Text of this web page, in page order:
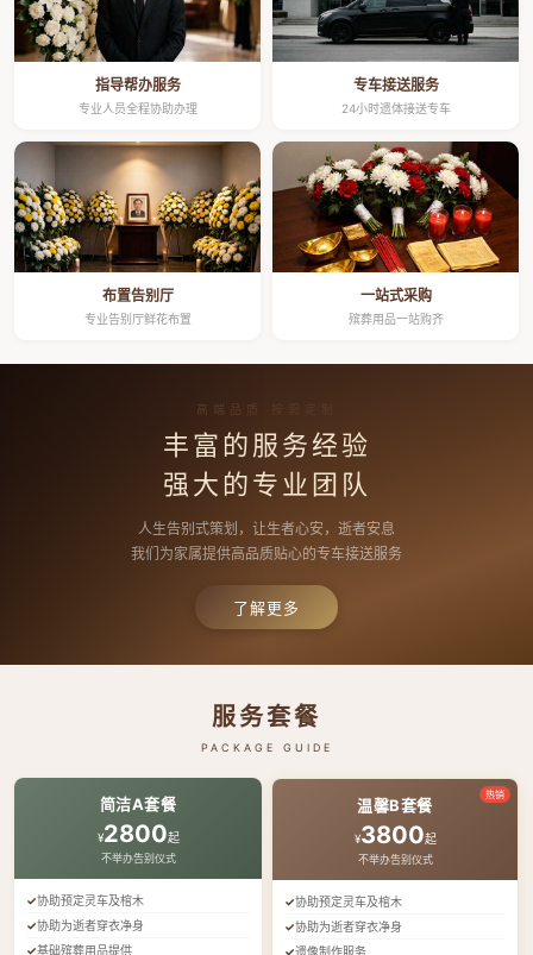
指导帮办服务
专业人员全程协助办理
专车接送服务
24小时遗体接送专车
布置告别厅
专业告别厅鲜花布置
一站式采购
殡葬用品一站购齐
高端品质 按需定制
丰富的服务经验
强大的专业团队
人生告别式策划，让生者心安，逝者安息
我们为家属提供高品质贴心的专车接送服务
了解更多
服务套餐
PACKAGE GUIDE
简洁A套餐
¥2800起
不举办告别仪式
协助预定灵车及棺木
协助为逝者穿衣净身
基础殡葬用品提供
热销
温馨B套餐
¥3800起
不举办告别仪式
协助预定灵车及棺木
协助为逝者穿衣净身
遗像制作服务